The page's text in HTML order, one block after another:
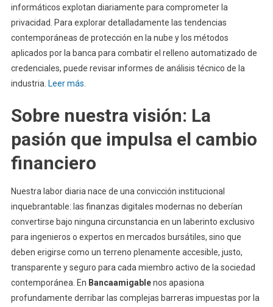
informáticos explotan diariamente para comprometer la
privacidad. Para explorar detalladamente las tendencias
contemporáneas de protección en la nube y los métodos
aplicados por la banca para combatir el relleno automatizado de
credenciales, puede revisar informes de análisis técnico de la
industria. Leer más
Sobre nuestra visión: La
pasión que impulsa el cambio
financiero
Nuestra labor diaria nace de una convicción institucional
inquebrantable: las finanzas digitales modernas no deberían
convertirse bajo ninguna circunstancia en un laberinto exclusivo
para ingenieros o expertos en mercados bursátiles, sino que
deben erigirse como un terreno plenamente accesible, justo,
transparente y seguro para cada miembro activo de la sociedad
contemporánea. En Bancaamigablenos apasiona
profundamente derribar las complejas barreras impuestas por la